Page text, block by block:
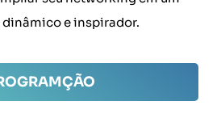
e inspirador.